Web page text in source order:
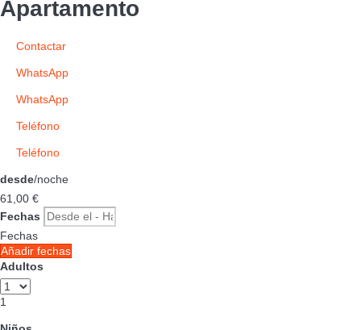
Apartamento
Contactar
WhatsApp
WhatsApp
Teléfono
Teléfono
desde/noche
61,00 €
Fechas
Fechas
Añadir fechas
Adultos
1